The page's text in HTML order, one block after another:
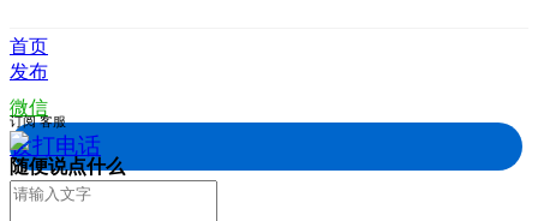
首页
发布
微信
拨打电话
订阅 客服
随便说点什么